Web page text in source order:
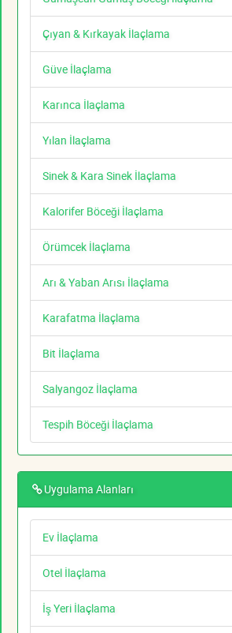
Çıyan & Kırkayak İlaçlama
Güve İlaçlama
Karınca İlaçlama
Yılan İlaçlama
Sinek & Kara Sinek İlaçlama
Kalorifer Böceği İlaçlama
Örümcek İlaçlama
Arı & Yaban Arısı İlaçlama
Karafatma İlaçlama
Bit İlaçlama
Salyangoz İlaçlama
Tespih Böceği İlaçlama
Uygulama Alanları
Ev İlaçlama
Otel İlaçlama
İş Yeri İlaçlama